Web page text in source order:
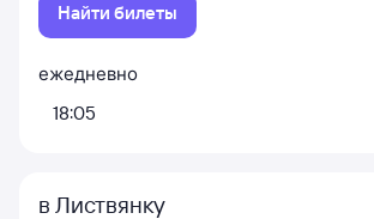
Найти билеты
ежедневно
18:05
в Листвянку